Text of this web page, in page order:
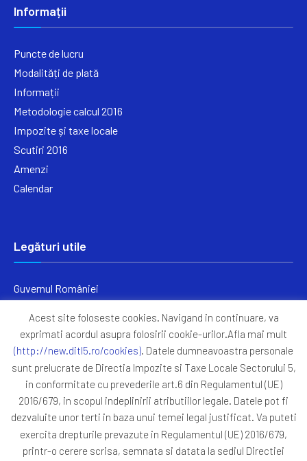
Informații
Puncte de lucru
Modalități de plată
Informații
Metodologie calcul 2016
Impozite și taxe locale
Scutiri 2016
Amenzi
Calendar
Legături utile
Guvernul României
Primăria Sectorul 5
ANAF
Protocoale
GDPR
Harta Site
Acest site foloseste cookies. Navigand in continuare, va
exprimati acordul asupra folosirii cookie-urilor.Afla mai mult
(http://new.ditl5.ro/cookies). Datele dumneavoastra personale
sunt prelucrate de Directia Impozite si Taxe Locale Sectorului 5,
in conformitate cu prevederile art.6 din Regulamentul (UE)
2016/679, in scopul indeplinirii atributiilor legale. Datele pot fi
dezvaluite unor terti in baza unui temei legal justificat. Va puteti
exercita drepturile prevazute in Regulamentul (UE) 2016/679,
printr-o cerere scrisa, semnata si datata la sediul Directiei